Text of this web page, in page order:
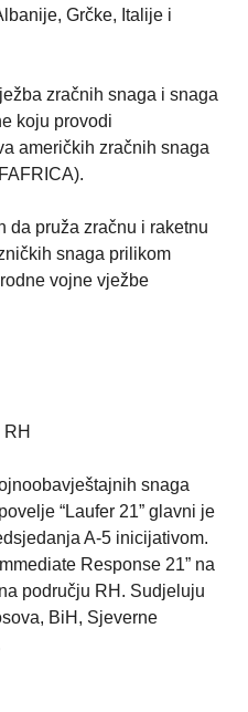
Grčke, Italije i
zračnih snaga i snaga
koju provodi
američkih zračnih snaga
da pruža zračnu i raketnu
snaga prilikom
vojne vježbe
snaga
“Laufer 21” glavni je
A-5 inicijativom.
Response 21” na
području RH. Sudjeluju
BiH, Sjeverne